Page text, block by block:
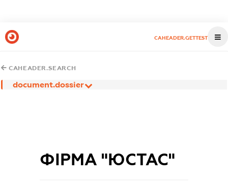
CAHEADER.GETTEST
CAHEADER.SEARCH
document.dossier
ФІРМА "ЮСТАС"